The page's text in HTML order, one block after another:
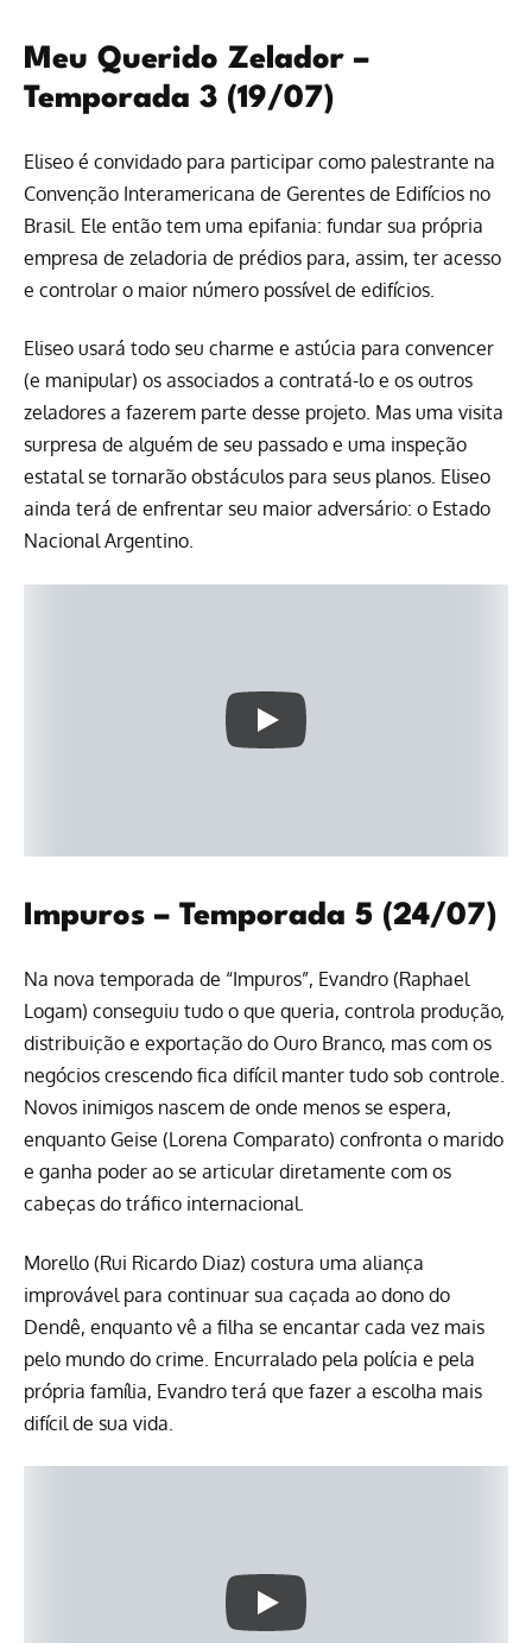
Meu Querido Zelador –
Temporada 3 (19/07)
Eliseo é convidado para participar como palestrante na
Convenção Interamericana de Gerentes de Edifícios no
Brasil. Ele então tem uma epifania: fundar sua própria
empresa de zeladoria de prédios para, assim, ter acesso
e controlar o maior número possível de edifícios.
Eliseo usará todo seu charme e astúcia para convencer
(e manipular) os associados a contratá-lo e os outros
zeladores a fazerem parte desse projeto. Mas uma visita
surpresa de alguém de seu passado e uma inspeção
estatal se tornarão obstáculos para seus planos. Eliseo
ainda terá de enfrentar seu maior adversário: o Estado
Nacional Argentino.
Impuros – Temporada 5 (24/07)
Na nova temporada de “Impuros”, Evandro (Raphael
Logam) conseguiu tudo o que queria, controla produção,
distribuição e exportação do Ouro Branco, mas com os
negócios crescendo fica difícil manter tudo sob controle.
Novos inimigos nascem de onde menos se espera,
enquanto Geise (Lorena Comparato) confronta o marido
e ganha poder ao se articular diretamente com os
cabeças do tráfico internacional.
Morello (Rui Ricardo Diaz) costura uma aliança
improvável para continuar sua caçada ao dono do
Dendê, enquanto vê a filha se encantar cada vez mais
pelo mundo do crime. Encurralado pela polícia e pela
própria família, Evandro terá que fazer a escolha mais
difícil de sua vida.